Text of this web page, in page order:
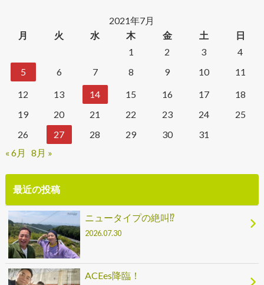
2021年7月
月
火 水 木 金 土
日
1
2 3
4
5
6 7 8 9 10
11
12
13 14 15 16 17
18
19
20 21 22 23 24
25
26
27 28 29 30
31
« 6月
8月 »
最近の投稿
ニュータイプの絶叫⁉
2026.07.30
ACEes降臨！